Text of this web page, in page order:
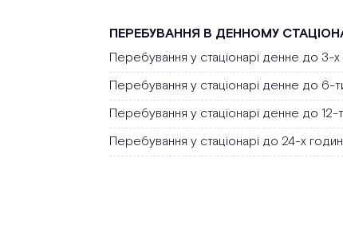
ПЕРЕБУВАННЯ В ДЕННОМУ
Перебування у стаціонарі денне до 3-х
Перебування у стаціонарі денне до 6-
Перебування у стаціонарі денне до 12-
Перебування у стаціонарі до 24-х годин